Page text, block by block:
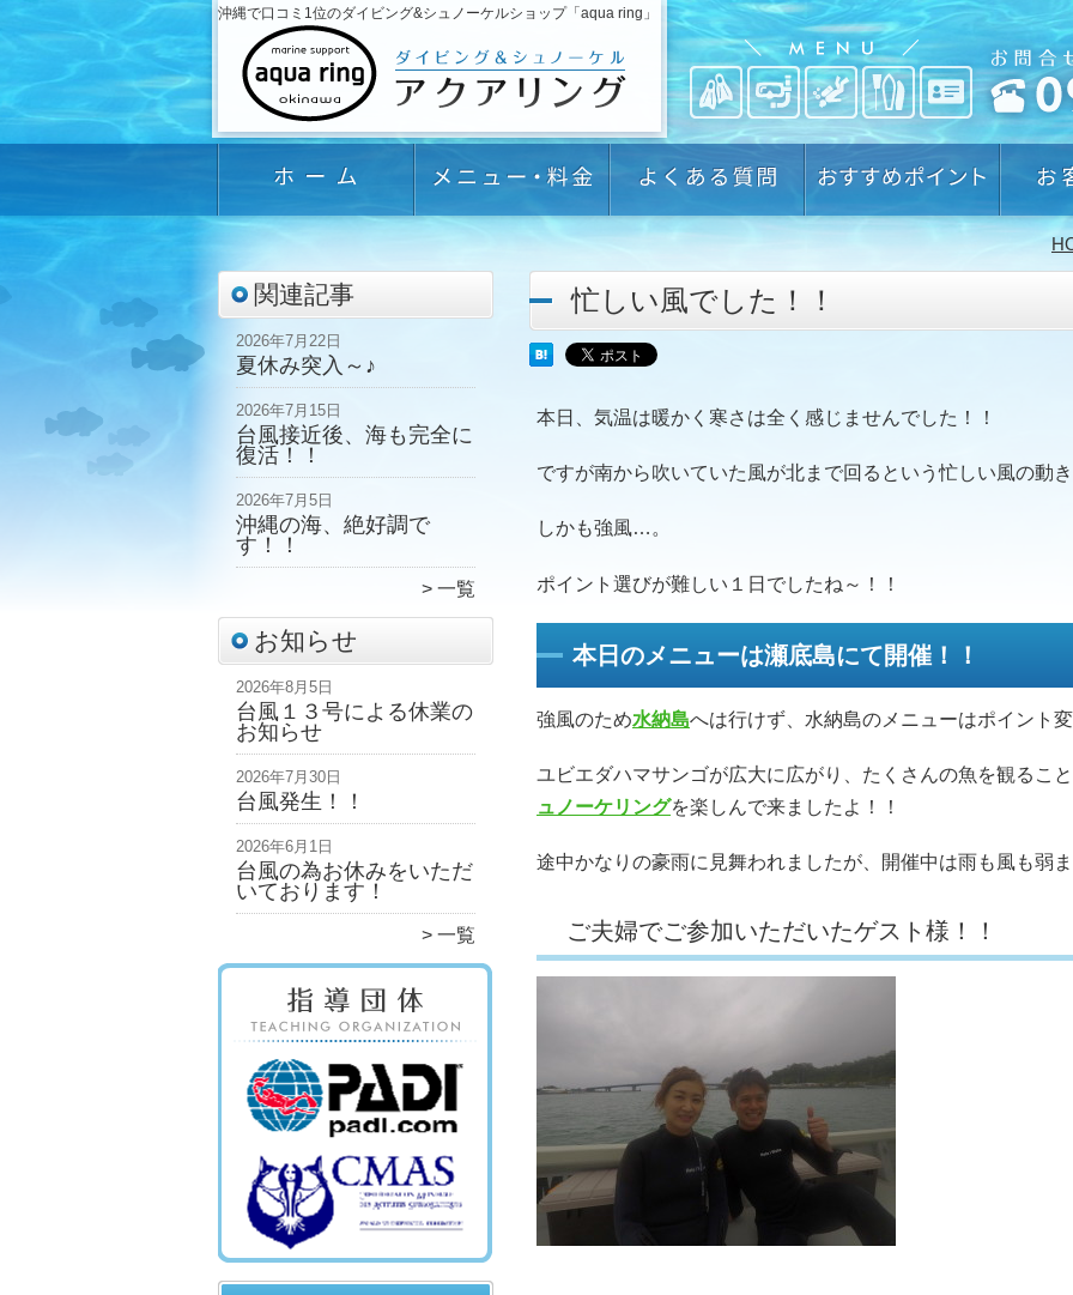
沖縄で口コミ1位のダイビング&シュノーケルショップ「aqua ring」
関連記事
2026年7月22日
夏休み突入～♪
2026年7月15日
台風接近後、海も完全に
復活！！
2026年7月5日
沖縄の海、絶好調で
す！！
一覧
お知らせ
2026年8月5日
台風１３号による休業の
お知らせ
2026年7月30日
台風発生！！
2026年6月1日
台風の為お休みをいただ
いております！
一覧
忙しい風でした！！
本日、気温は暖かく寒さは全く感じませんでした！！
ですが南から吹いていた風が北まで回るという忙しい風の動
しかも強風…。
ポイント選びが難しい１日でしたね～！！
本日のメニューは瀬底島にて開催！！
強風のため水納島へは行けず、水納島のメニューはポイント
ユビエダハマサンゴが広大に広がり、たくさんの魚を観るこ
ュノーケリングを楽しんで来ましたよ！！
途中かなりの豪雨に見舞われましたが、開催中は雨も風も弱
ご夫婦でご参加いただいたゲスト様！！